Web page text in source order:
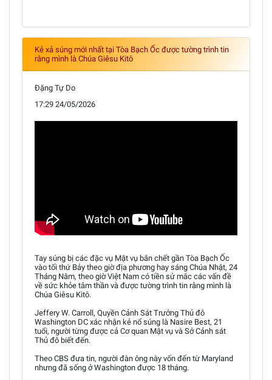
Kẻ xả súng mới nhất tại Tòa Bạch Ốc được tường trình tin
rằng mình là Chúa Giêsu Kitô
Đặng Tự Do
17:29 24/05/2026
Tay súng bị các đặc vụ Mật vụ bắn chết gần Tòa Bạch Ốc
vào tối thứ Bảy theo giờ địa phương hay sáng Chúa Nhật, 24
Tháng Năm, theo giờ Việt Nam có tiền sử mắc các vấn đề
về sức khỏe tâm thần và được tường trình tin rằng mình là
Chúa Giêsu Kitô.
Jeffery W. Carroll, Quyền Cảnh Sát Trưởng Thủ đô
Washington DC xác nhận kẻ nổ súng là Nasire Best, 21
tuổi, người từng được cả Cơ quan Mật vụ và Sở Cảnh sát
Thủ đô biết đến.
Theo CBS đưa tin, người đàn ông này vốn đến từ Maryland
nhưng đã sống ở Washington được 18 tháng.